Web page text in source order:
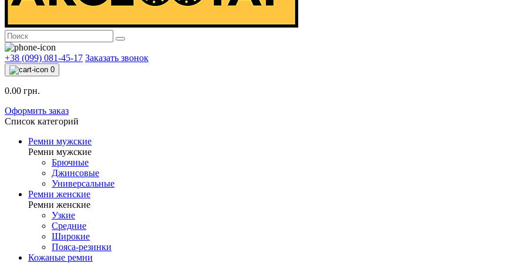
+38 (099) 081-45-17 Заказать звонок
0
0.00 грн.
Оформить заказ
Список категорий
Ремни мужские
Ремни мужские
Брючные
Джинсовые
Универсальные
Ремни женские
Ремни женские
Узкие
Средние
Широкие
Пояса-резинки
Кожаные ремни